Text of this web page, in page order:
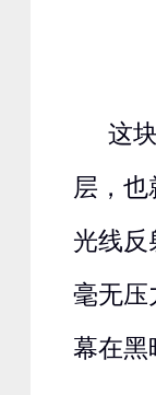
这
层，
光线反
毫无压
幕在黑